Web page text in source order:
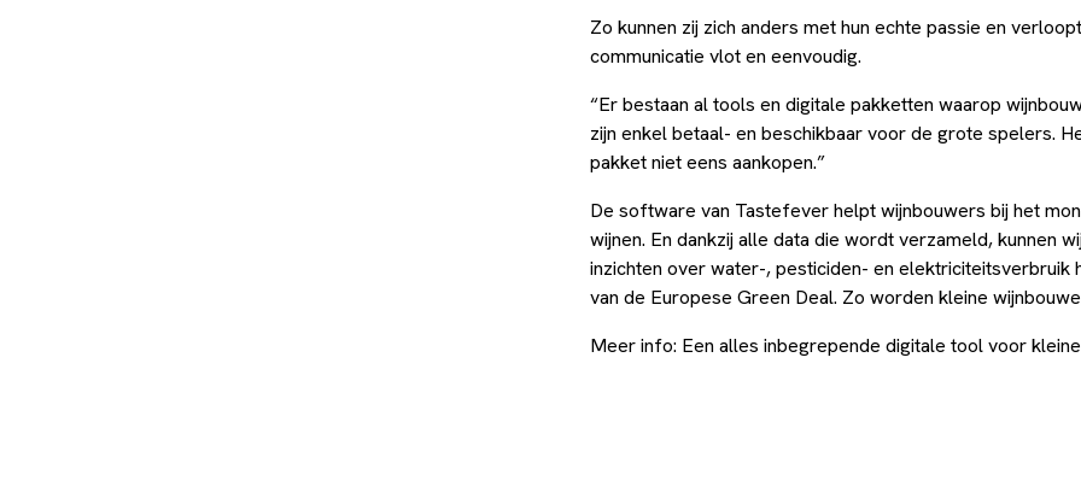
Zo kunnen zij zich anders met hun echte passie en
communicatie vlot en eenvoudig.
“Er bestaan al tools en digitale pakketten waarop
zijn enkel betaal- en beschikbaar voor de grote spelers.
pakket niet eens aankopen.”
De software van Tastefever helpt wijnbouwers bij het
wijnen. En dankzij alle data die wordt verzameld, kunnen
inzichten over water-, pesticiden- en
van de Europese Green Deal. Zo worden kleine
Meer info: Een alles inbegrepende digitale tool voor